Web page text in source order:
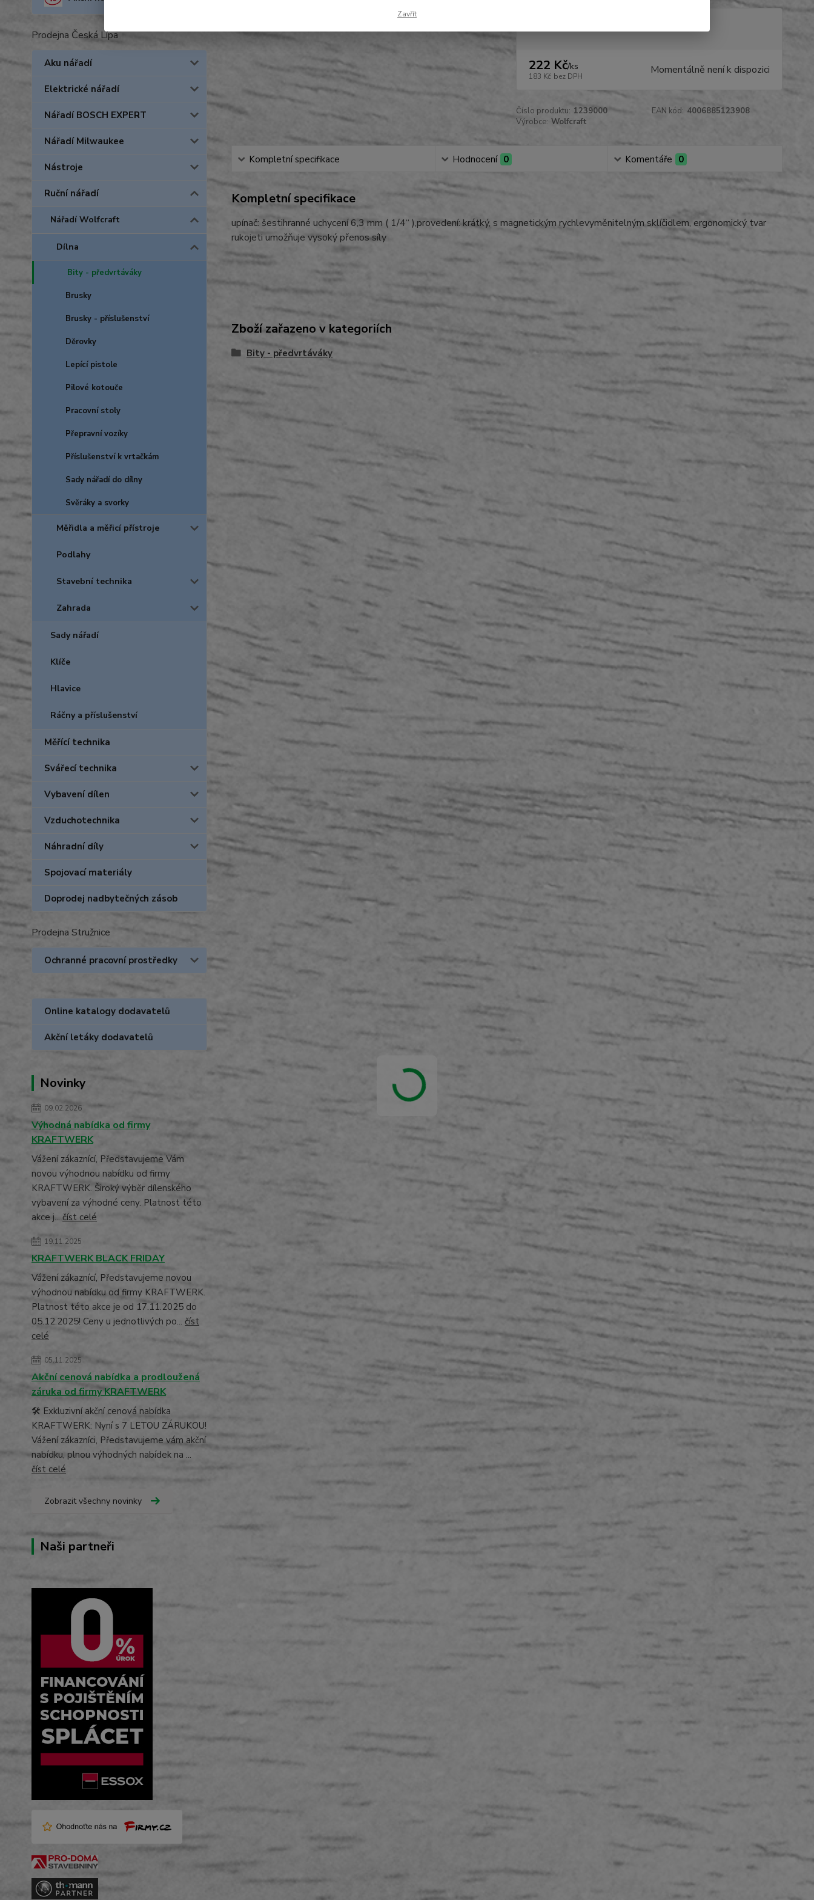
Prodejna Česká Lípa
Aku nářadí
Elektrické nářadí
Nářadí BOSCH EXPERT
Nářadí Milwaukee
Nástroje
Ruční nářadí
Nářadí Wolfcraft
Dílna
Bity - předvrtáváky
Brusky
Brusky - příslušenství
Děrovky
Lepící pistole
Pilové kotouče
Pracovní stoly
Přepravní vozíky
Příslušenství k vrtačkám
Sady nářadí do dílny
Svěráky a svorky
Měřidla a měřicí přístroje
Podlahy
Stavební technika
Zahrada
Sady nářadí
Klíče
Hlavice
Ráčny a příslušenství
Měřící technika
Svářecí technika
Vybavení dílen
Vzduchotechnika
Náhradní díly
Spojovací materiály
Doprodej nadbytečných zásob
Prodejna Stružnice
Ochranné pracovní prostředky
Online katalogy dodavatelů
Akční letáky dodavatelů
Novinky
09.02.2026
Výhodná nabídka od firmy
KRAFTWERK
Vážení zákaznící, Představujeme Vám
novou výhodnou nabídku od firmy
KRAFTWERK. Široký výběr dílenského
vybavení za výhodné ceny. Platnost této
akce j... číst celé
19.11.2025
KRAFTWERK BLACK FRIDAY
Vážení zákaznící, Představujeme novou
výhodnou nabídku od firmy KRAFTWERK.
Platnost této akce je od 17.11.2025 do
05.12.2025! Ceny u jednotlivých po... číst
celé
05.11.2025
Akční cenová nabídka a prodloužená
záruka od firmy KRAFTWERK
🛠️ Exkluzivní akční cenová nabídka
KRAFTWERK: Nyní s 7 LETOU ZÁRUKOU!
Vážení zákazníci, Představujeme vám akční
nabídku, plnou výhodných nabídek na ...
číst celé
Zobrazit všechny novinky
Naši partneři
222 Kč/ks
183 Kč bez DPH Momentálně není k dispozici
Číslo produktu: 1239000 EAN kód: 4006885123908
Výrobce: Wolfcraft
Kompletní specifikace Hodnocení 0 Komentáře 0
Kompletní specifikace
upínač: šestihranné uchycení 6,3 mm ( 1/4“ ),provedení: krátký, s magnetickým rychlevyměnitelným sklíčidlem, ergonomický tvar
rukojeti umožňuje vysoký přenos síly
Zboží zařazeno v kategoriích
Bity - předvrtáváky
Zavřít